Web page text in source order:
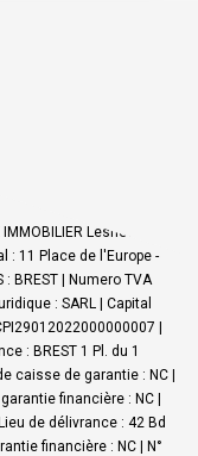
Lesneven |
: 11 Place de l'Europe -
: BREST | Numero TVA
: SARL | Capital
|
: BREST 1 Pl. du 1
caisse de garantie : NC |
financière : NC |
de délivrance : 42 Bd
financière : NC | N°